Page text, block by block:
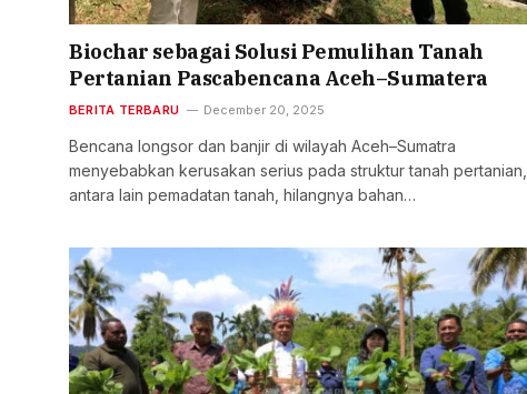
Biochar sebagai Solusi Pemulihan Tanah
Pertanian Pascabencana Aceh–Sumatera
BERITA TERBARU December 20, 2025
Bencana longsor dan banjir di wilayah Aceh–Sumatra
menyebabkan kerusakan serius pada struktur tanah pertanian,
antara lain pemadatan tanah, hilangnya bahan…